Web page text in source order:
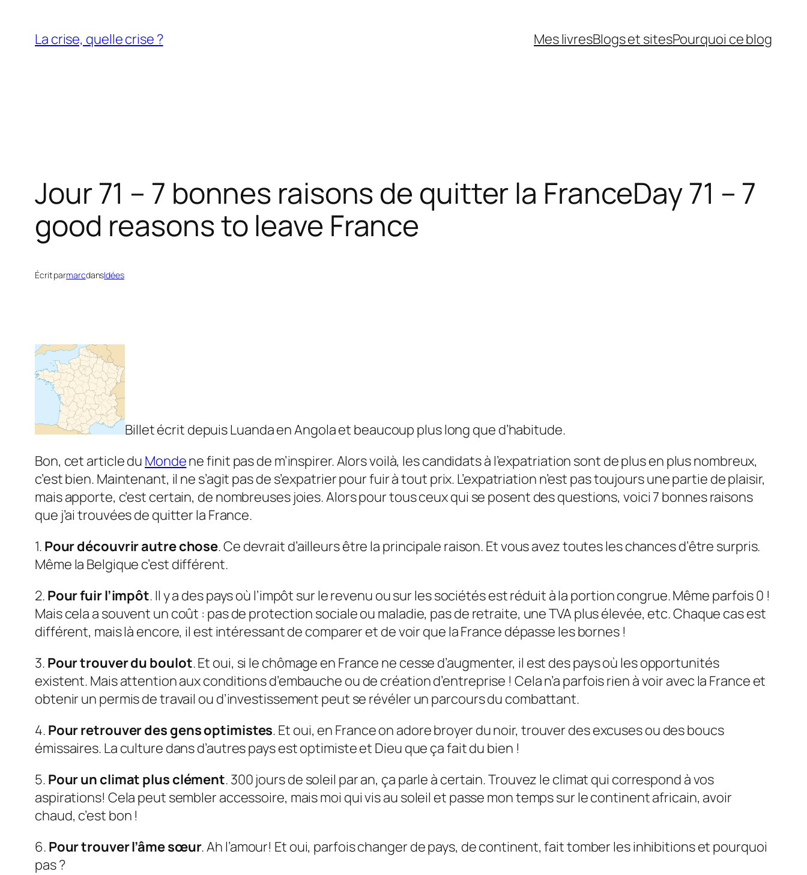
contenu
La crise, quelle crise ? Mes livresBlogs et sitesPourquoi ce blog
Jour 71 – 7 bonnes raisons de quitter la FranceDay 71 – 7
good reasons to leave France
Écrit parmarcdansIdées
Billet écrit depuis Luanda en Angola et beaucoup plus long que d’habitude.
Bon, cet article du Mondene finit pas de m’inspirer. Alors voilà, les candidats à l’expatriation sont de plus en plus nombreux,
c’est bien. Maintenant, il ne s’agit pas de s’expatrier pour fuir à tout prix. L’expatriation n’est pas toujours une partie de plaisir,
mais apporte, c’est certain, de nombreuses joies. Alors pour tous ceux qui se posent des questions, voici 7 bonnes raisons
que j’ai trouvées de quitter la France.
1. Pour découvrir autre chose. Ce devrait d’ailleurs être la principale raison. Et vous avez toutes les chances d’être surpris.
Même la Belgique c’est différent.
2. Pour fuir l’impôt. Il y a des pays où l’impôt sur le revenu ou sur les sociétés est réduit à la portion congrue. Même parfois 0 !
Mais cela a souvent un coût : pas de protection sociale ou maladie, pas de retraite, une TVA plus élevée, etc. Chaque cas est
différent, mais là encore, il est intéressant de comparer et de voir que la France dépasse les bornes !
3. Pour trouver du boulot. Et oui, si le chômage en France ne cesse d’augmenter, il est des pays où les opportunités
existent. Mais attention aux conditions d’embauche ou de création d’entreprise ! Cela n’a parfois rien à voir avec la France et
obtenir un permis de travail ou d’investissement peut se révéler un parcours du combattant.
4. Pour retrouver des gens optimistes. Et oui, en France on adore broyer du noir, trouver des excuses ou des boucs
émissaires. La culture dans d’autres pays est optimiste et Dieu que ça fait du bien !
5. Pour un climat plus clément. 300 jours de soleil par an, ça parle à certain. Trouvez le climat qui correspond à vos
aspirations! Cela peut sembler accessoire, mais moi qui vis au soleil et passe mon temps sur le continent africain, avoir
chaud, c’est bon !
6. Pour trouver l’âme sœur. Ah l’amour! Et oui, parfois changer de pays, de continent, fait tomber les inhibitions et pourquoi
pas ?